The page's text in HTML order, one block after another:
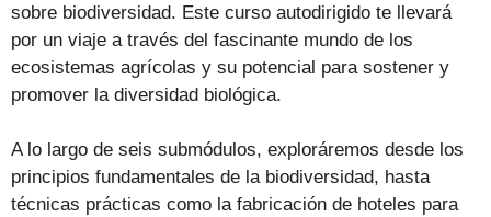
sobre biodiversidad. Este curso autodirigido te llevará
por un viaje a través del fascinante mundo de los
ecosistemas agrícolas y su potencial para sostener y
promover la diversidad biológica.
A lo largo de seis submódulos, exploráremos desde los
principios fundamentales de la biodiversidad, hasta
técnicas prácticas como la fabricación de hoteles para